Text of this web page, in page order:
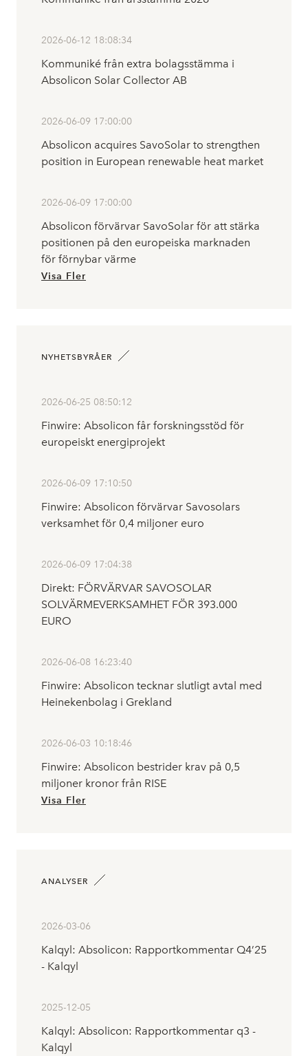
2026-06-12 18:08:34
Kommuniké från extra bolagsstämma i
Absolicon Solar Collector AB
2026-06-09 17:00:00
Absolicon acquires SavoSolar to strengthen
position in European renewable heat market
2026-06-09 17:00:00
Absolicon förvärvar SavoSolar för att stärka
positionen på den europeiska marknaden
för förnybar värme
Visa Fler
NYHETSBYRÅER
2026-06-25 08:50:12
Finwire: Absolicon får forskningsstöd för
europeiskt energiprojekt
2026-06-09 17:10:50
Finwire: Absolicon förvärvar Savosolars
verksamhet för 0,4 miljoner euro
2026-06-09 17:04:38
Direkt: FÖRVÄRVAR SAVOSOLAR
SOLVÄRMEVERKSAMHET FÖR 393.000
EURO
2026-06-08 16:23:40
Finwire: Absolicon tecknar slutligt avtal med
Heinekenbolag i Grekland
2026-06-03 10:18:46
Finwire: Absolicon bestrider krav på 0,5
miljoner kronor från RISE
Visa Fler
ANALYSER
2026-03-06
Kalqyl: Absolicon: Rapportkommentar Q4’25
- Kalqyl
2025-12-05
Kalqyl: Absolicon: Rapportkommentar q3 -
Kalqyl